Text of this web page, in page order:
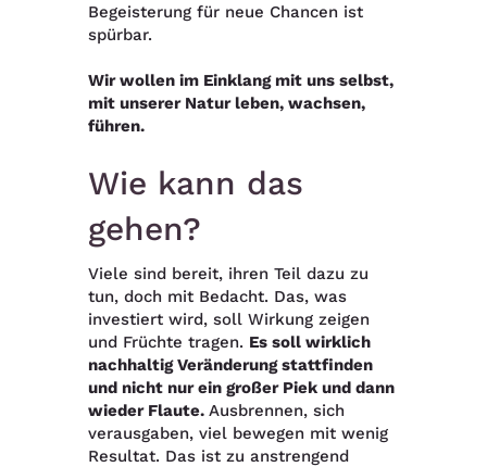
Begeisterung für neue Chancen ist
spürbar.
Wir wollen im Einklang mit uns selbst,
mit unserer Natur leben, wachsen,
führen.
Wie kann das
gehen?
Viele sind bereit, ihren Teil dazu zu
tun, doch mit Bedacht. Das, was
investiert wird, soll Wirkung zeigen
und Früchte tragen. Es soll wirklich
nachhaltig Veränderung stattfinden
und nicht nur ein großer Piek und dann
wieder Flaute.Ausbrennen, sich
verausgaben, viel bewegen mit wenig
Resultat. Das ist zu anstrengend